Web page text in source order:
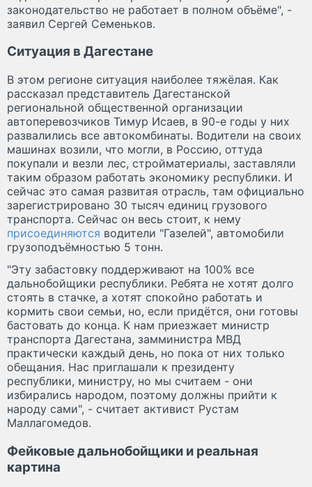
законодательство не работает в полном объёме", -
заявил Сергей Семеньков.
Ситуация в Дагестане
В этом регионе ситуация наиболее тяжёлая. Как
рассказал представитель Дагестанской
региональной общественной организации
автоперевозчиков Тимур Исаев, в 90-е годы у них
развалились все автокомбинаты. Водители на своих
машинах возили, что могли, в Россию, оттуда
покупали и везли лес, стройматериалы, заставляли
таким образом работать экономику республики. И
сейчас это самая развитая отрасль, там официально
зарегистрировано 30 тысяч единиц грузового
транспорта. Сейчас он весь стоит, к нему
присоединяются водители "Газелей", автомобили
грузоподъёмностью 5 тонн.
"Эту забастовку поддерживают на 100% все
дальнобойщики республики. Ребята не хотят долго
стоять в стачке, а хотят спокойно работать и
кормить свои семьи, но, если придётся, они готовы
бастовать до конца. К нам приезжает министр
транспорта Дагестана, замминистра МВД
практически каждый день, но пока от них только
обещания. Нас приглашали к президенту
республики, министру, но мы считаем - они
избирались народом, поэтому должны прийти к
народу сами", - считает активист Рустам
Маллагомедов.
Фейковые дальнобойщики и реальная
картина